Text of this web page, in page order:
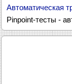
Автоматическая
Pinpoint-тесты -